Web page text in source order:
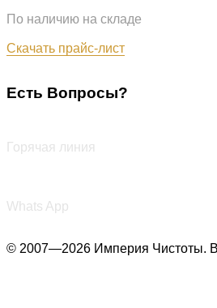
По наличию на складе
Скачать прайс-лист
Есть Вопросы?
Горячая линия
Whats App
© 2007—2026 Империя Чистоты.